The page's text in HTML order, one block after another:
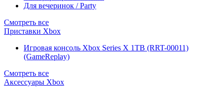
Для вечеринок / Party
Смотреть все
Приставки Xbox
Игровая консоль Xbox Series X 1TB (RRT-00011)
(GameReplay)
Смотреть все
Аксессуары Xbox